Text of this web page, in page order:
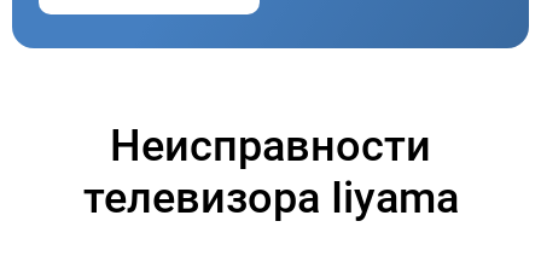
Неисправности
телевизора Iiyama